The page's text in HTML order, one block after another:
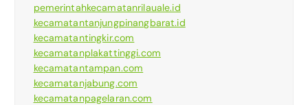
pemerintahkecamatanrilauale.id
kecamatantanjungpinangbarat.id
kecamatantingkir.com
kecamatanplakattinggi.com
kecamatantampan.com
kecamatanjabung.com
kecamatanpagelaran.com